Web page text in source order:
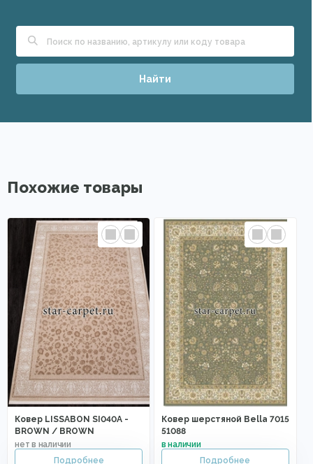
Найти
Похожие товары
Ковер LISSABON SI040A -
BROWN / BROWN
Ковер шерстяной Bella 7015
51088